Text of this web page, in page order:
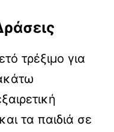
τρέξιμο για
τα παιδιά σε